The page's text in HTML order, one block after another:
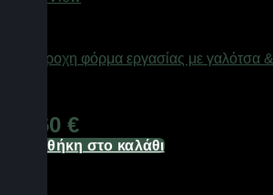
Αδιάβροχη φόρμα εργασίας με
49,60 €
Προσθήκη στο καλάθι